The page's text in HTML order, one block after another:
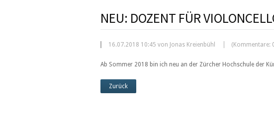
NEU: DOZENT FÜR
16.07.2018 10:45 von Jonas Kreienbühl (Kommentare:
Ab Sommer 2018 bin ich neu an der Zürcher Hochschule der
Zurück